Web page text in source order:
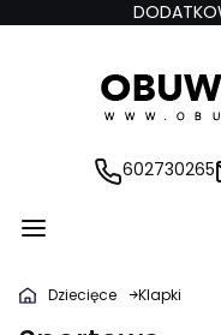
602730265
Dziecięce Klapki